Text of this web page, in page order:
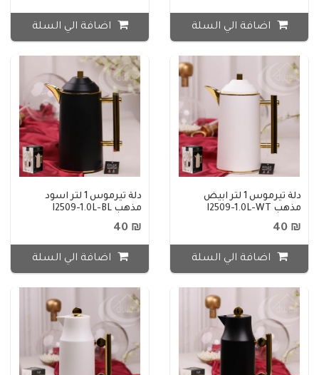
اضافة الي السلة اضافة الي السلة
دلة تيرموس 1 لتر ابيض
مذهب I2509-1.0L-WT
₪ 40
اضافة الي السلة
دلة تيرموس 1 لتر اسود
مذهب I2509-1.0L-BL
₪ 40
اضافة الي السلة